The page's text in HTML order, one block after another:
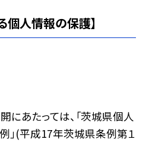
個人情報の保護】
あたっては、「茨城県個人
」(平成17年茨城県条例第１